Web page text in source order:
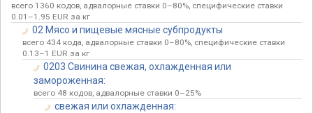
всего 1360 кодов, адвалорные ставки 0–80%, специфические ставки
0.01–1.95 EUR за кг
02 Мясо и пищевые мясные субпродукты
всего 434 кода, адвалорные ставки 0–80%, специфические ставки
0.13–1 EUR за кг
0203 Свинина свежая, охлажденная или
замороженная:
всего 48 кодов, адвалорные ставки 0–25%
свежая или охлажденная: